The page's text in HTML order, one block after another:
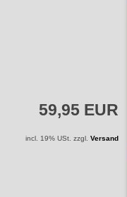
59,95 EUR
incl. 19% USt. zzgl.Versand